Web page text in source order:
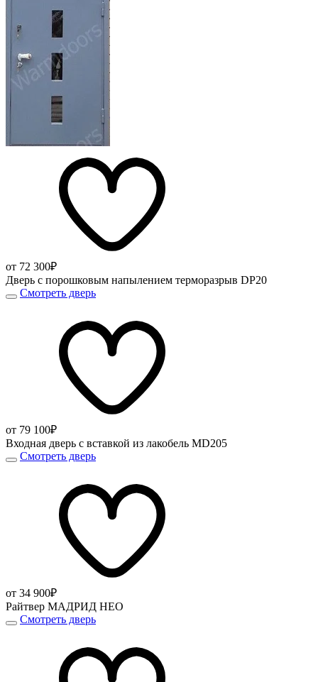
от 72 300₽
Дверь с порошковым напылением терморазрыв DP20
Смотреть дверь
от 79 100₽
Входная дверь с вставкой из лакобель MD205
Смотреть дверь
от 34 900₽
Райтвер МАДРИД НЕО
Смотреть дверь